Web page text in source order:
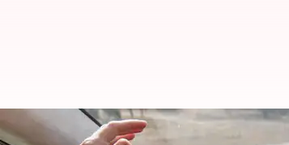
क्या है टेस्ला का